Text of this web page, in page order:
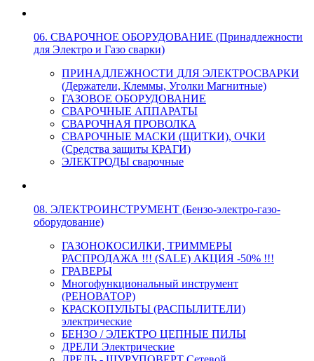
06. СВАРОЧНОЕ ОБОРУДОВАНИЕ (Принадлежности
для Электро и Газо сварки)
ПРИНАДЛЕЖНОСТИ ДЛЯ ЭЛЕКТРОСВАРКИ
(Держатели, Клеммы, Уголки Магнитные)
ГАЗОВОЕ ОБОРУДОВАНИЕ
СВАРОЧНЫЕ АППАРАТЫ
СВАРОЧНАЯ ПРОВОЛКА
СВАРОЧНЫЕ МАСКИ (ЩИТКИ), ОЧКИ
(Средства защиты КРАГИ)
ЭЛЕКТРОДЫ сварочные
08. ЭЛЕКТРОИНСТРУМЕНТ (Бензо-электро-газо-
оборудование)
ГАЗОНОКОСИЛКИ, ТРИММЕРЫ
РАСПРОДАЖА !!! (SALE) АКЦИЯ -50% !!!
ГРАВЕРЫ
Многофункциональный инструмент
(РЕНОВАТОР)
КРАСКОПУЛЬТЫ (РАСПЫЛИТЕЛИ)
электрические
БЕНЗО / ЭЛЕКТРО ЦЕПНЫЕ ПИЛЫ
ДРЕЛИ Электрические